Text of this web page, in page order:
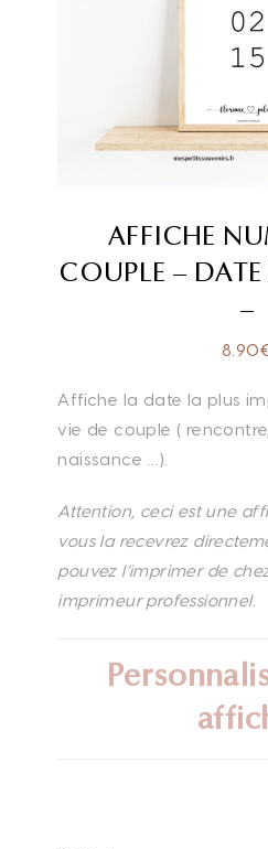
AFFICHE
COUPLE – DATE
–
8.90
Affiche la date la plus
vie de couple (
naissance …).
Attention, ceci est une
vous la recevrez
pouvez l’imprimer de
imprimeur professionnel.